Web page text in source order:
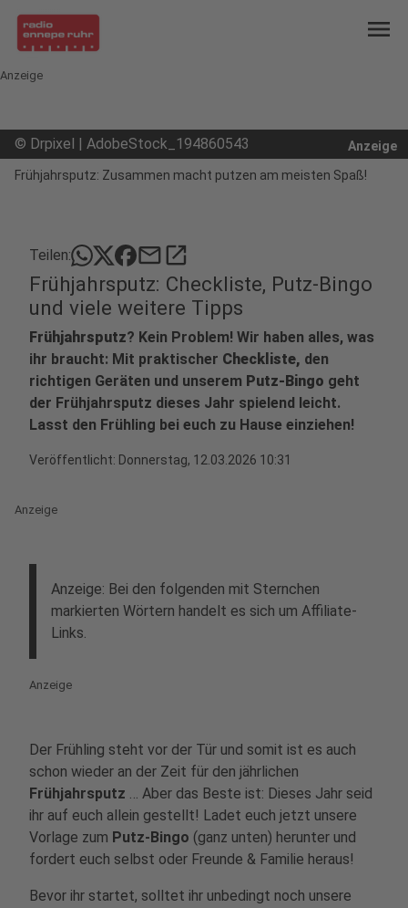
menu
Anzeige
Anzeige
© Drpixel | AdobeStock_194860543
Frühjahrsputz: Zusammen macht putzen am meisten Spaß!
Teilen: mailopen_in_new
Frühjahrsputz: Checkliste, Putz-Bingo
und viele weitere Tipps
Frühjahrsputz? Kein Problem! Wir haben alles, was
ihr braucht: Mit praktischer Checkliste, den
richtigen Geräten und unserem Putz-Bingo geht
der Frühjahrsputz dieses Jahr spielend leicht.
Lasst den Frühling bei euch zu Hause einziehen!
Veröffentlicht: Donnerstag, 12.03.2026 10:31
Anzeige
Anzeige: Bei den folgenden mit Sternchen
markierten Wörtern handelt es sich um Affiliate-
Links.
Anzeige
Der Frühling steht vor der Tür und somit ist es auch
schon wieder an der Zeit für den jährlichen
Frühjahrsputz … Aber das Beste ist: Dieses Jahr seid
ihr auf euch allein gestellt! Ladet euch jetzt unsere
Vorlage zum Putz-Bingo (ganz unten) herunter und
fordert euch selbst oder Freunde & Familie heraus!
Bevor ihr startet, solltet ihr unbedingt noch unsere